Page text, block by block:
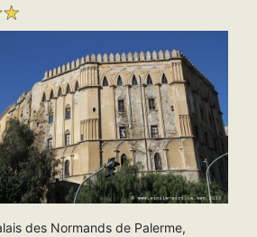
des Normands de Palerme,